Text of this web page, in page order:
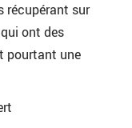
récupérant sur
ont des
pourtant une